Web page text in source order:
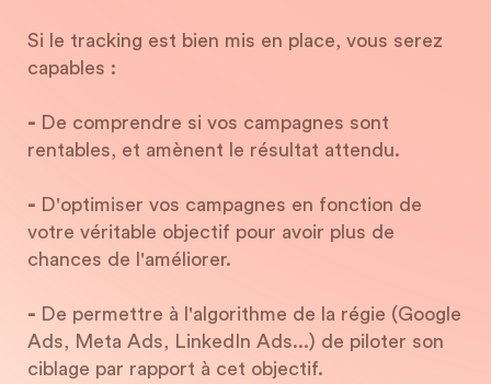
Si le tracking est bien mis en place, vous serez
capables :
- De comprendre si vos campagnes sont
rentables, et amènent le résultat attendu.
- D'optimiser vos campagnes en fonction de
votre véritable objectif pour avoir plus de
chances de l'améliorer.
- De permettre à l'algorithme de la régie (Google
Ads, Meta Ads, LinkedIn Ads...) de piloter son
ciblage par rapport à cet objectif.